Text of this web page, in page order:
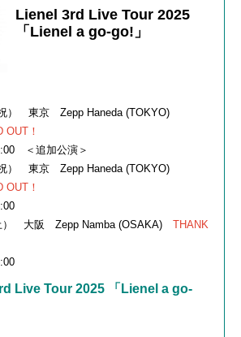
Lienel 3rd Live Tour 2025
「Lienel a go-go!」
祝） 東京 Zepp Haneda (TOKYO)
OUT！
＜追加公演＞
祝） 東京 Zepp Haneda (TOKYO)
OUT！
） 大阪 Zepp Namba (OSAKA) THANK
Live Tour 2025 「Lienel a go-